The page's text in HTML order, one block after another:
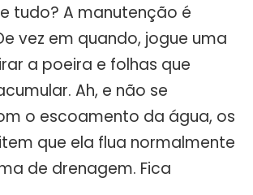
tudo? A manutenção é
vez em quando, jogue uma
a poeira e folhas que
Ah, e não se
o escoamento da água, os
que ela flua normalmente
de drenagem. Fica